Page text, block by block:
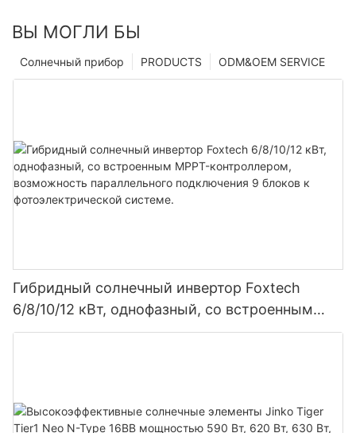
ВЫ МОГЛИ БЫ
ODM&OEM SERVICE
PRODUCTS
Солнечный прибор
Гибридный солнечный инвертор Foxtech
6/8/10/12 кВт, однофазный, со встроенным
MPPT-контроллером, возможность